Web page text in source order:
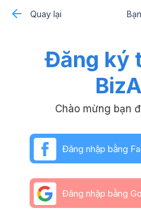
Quay lại
Đăng ký
Chào mừng bạn
Đăng nhập bằng
Đăng nhập bằng